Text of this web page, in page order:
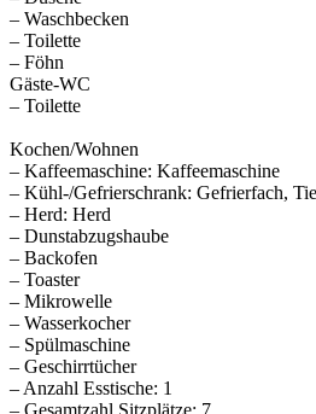
– Waschbecken
– Toilette
– Föhn
Gäste-WC
– Toilette
Kochen/Wohnen
– Kaffeemaschine: Kaffeemaschine
– Kühl-/Gefrierschrank: Gefrierfach,
– Herd: Herd
– Dunstabzugshaube
– Backofen
– Toaster
– Mikrowelle
– Wasserkocher
– Spülmaschine
– Geschirrtücher
– Anzahl Esstische: 1